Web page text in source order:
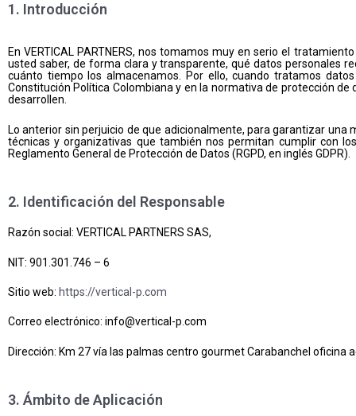
1. Introducción
En VERTICAL PARTNERS, nos tomamos muy en serio el
usted saber, de forma clara y transparente, qué datos personales
cuánto tiempo los almacenamos. Por ello, cuando tratamos
Constitución Política Colombiana y en la normativa de protección
desarrollen.
Lo anterior sin perjuicio de que adicionalmente, para garantizar
técnicas y organizativas que también nos permitan cumplir con
Reglamento General de Protección de Datos (RGPD, en inglés GDPR).
2. Identificación del Responsable
Razón social: VERTICAL PARTNERS SAS,
NIT: 901.301.746 – 6
Sitio web: https://vertical-p.com
Correo electrónico: info@vertical-p.com
Dirección: Km 27 vía las palmas centro gourmet Carabanchel oficina
3. Ámbito de Aplicación